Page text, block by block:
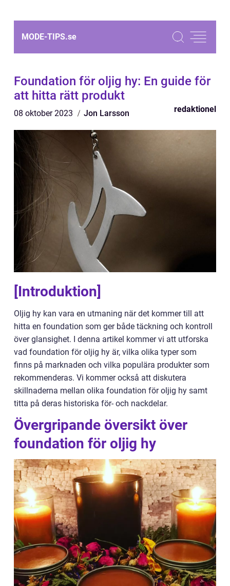
MODE-TIPS.se
Foundation för oljig hy: En guide för
att hitta rätt produkt
08 oktober 2023 Jon Larsson redaktionel
[Introduktion]
Oljig hy kan vara en utmaning när det kommer till att
hitta en foundation som ger både täckning och kontroll
över glansighet. I denna artikel kommer vi att utforska
vad foundation för oljig hy är, vilka olika typer som
finns på marknaden och vilka populära produkter som
rekommenderas. Vi kommer också att diskutera
skillnaderna mellan olika foundation för oljig hy samt
titta på deras historiska för- och nackdelar.
Övergripande översikt över
foundation för oljig hy